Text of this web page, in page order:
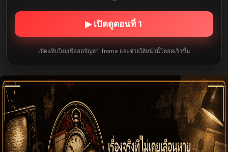
▶ เปิดดูตอนที่ 1
เปิดแท็บใหม่เพื่อลดปัญหา iframe และช่วยให้หน้านี้โหลดเร็วขึ้น